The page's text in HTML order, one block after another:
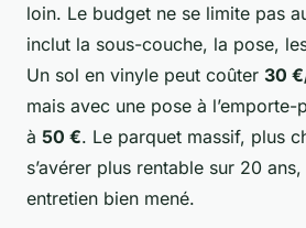
loin. Le budget ne se limite pas
inclut la sous-couche, la pose,
Un sol en vinyle peut coûter 30
mais avec une pose à
à 50 €. Le parquet massif, plus
s’avérer plus rentable sur 20
entretien bien mené.